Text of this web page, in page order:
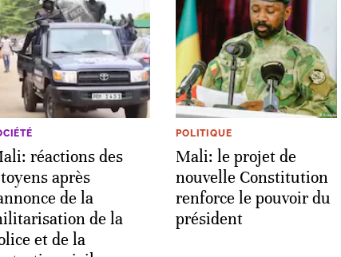
réactions des
après
de la
de la
et de la
POLITIQUE
Mali: le projet de
nouvelle Constitution
renforce le pouvoir du
président